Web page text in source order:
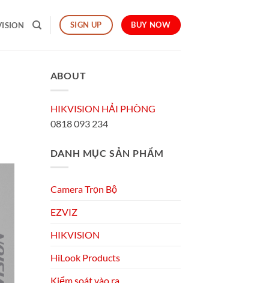
SIGN UP BUY NOW
ABOUT
HIKVISION HẢI PHÒNG
0818 093 234
DANH MỤC SẢN PHẨM
Camera Trọn Bộ
EZVIZ
HIKVISION
HiLook Products
Kiểm soát vào ra